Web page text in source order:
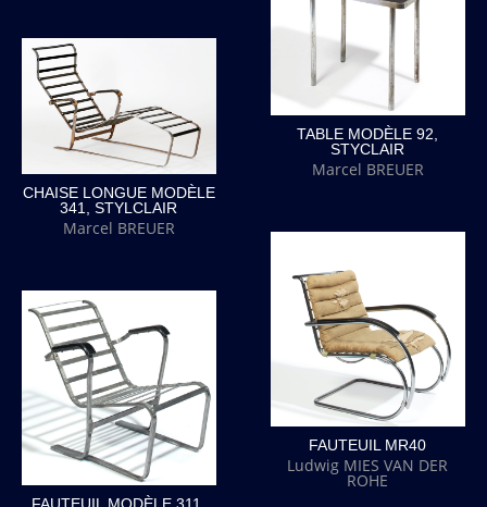
TABLE MODÈLE 92,
STYCLAIR
Marcel BREUER
CHAISE LONGUE MODÈLE
341, STYLCLAIR
Marcel BREUER
FAUTEUIL MR40
Ludwig MIES VAN DER
ROHE